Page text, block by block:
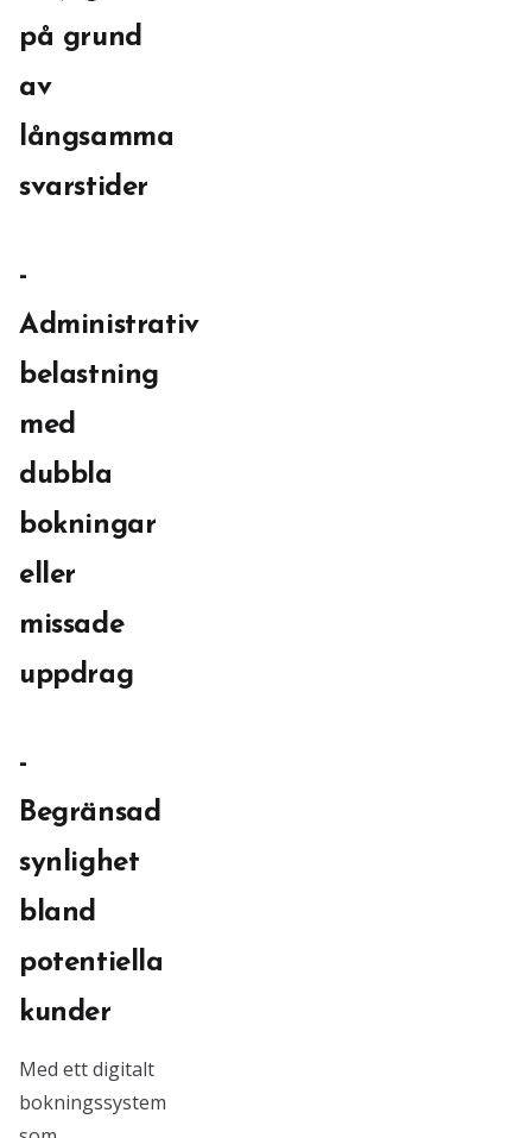
på grund
av
långsamma
svarstider
-
Administrativ
belastning
med
dubbla
bokningar
eller
missade
uppdrag
-
Begränsad
synlighet
bland
potentiella
kunder
Med ett digitalt
bokningssystem